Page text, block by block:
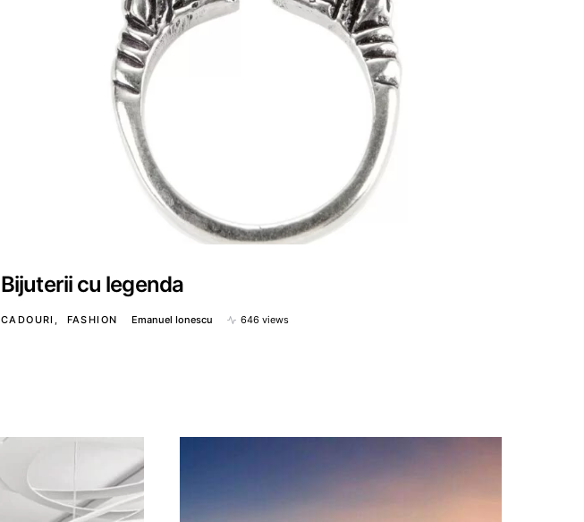
Bijuterii cu legenda
CADOURI FASHION Emanuel Ionescu 646 views